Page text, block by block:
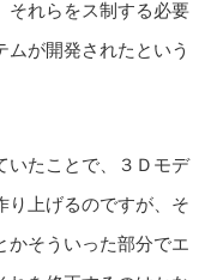
それらをス制する必要
が開発されたという
いたことで、３Ｄモデ
り上げるのですが、そ
かそういった部分でエ